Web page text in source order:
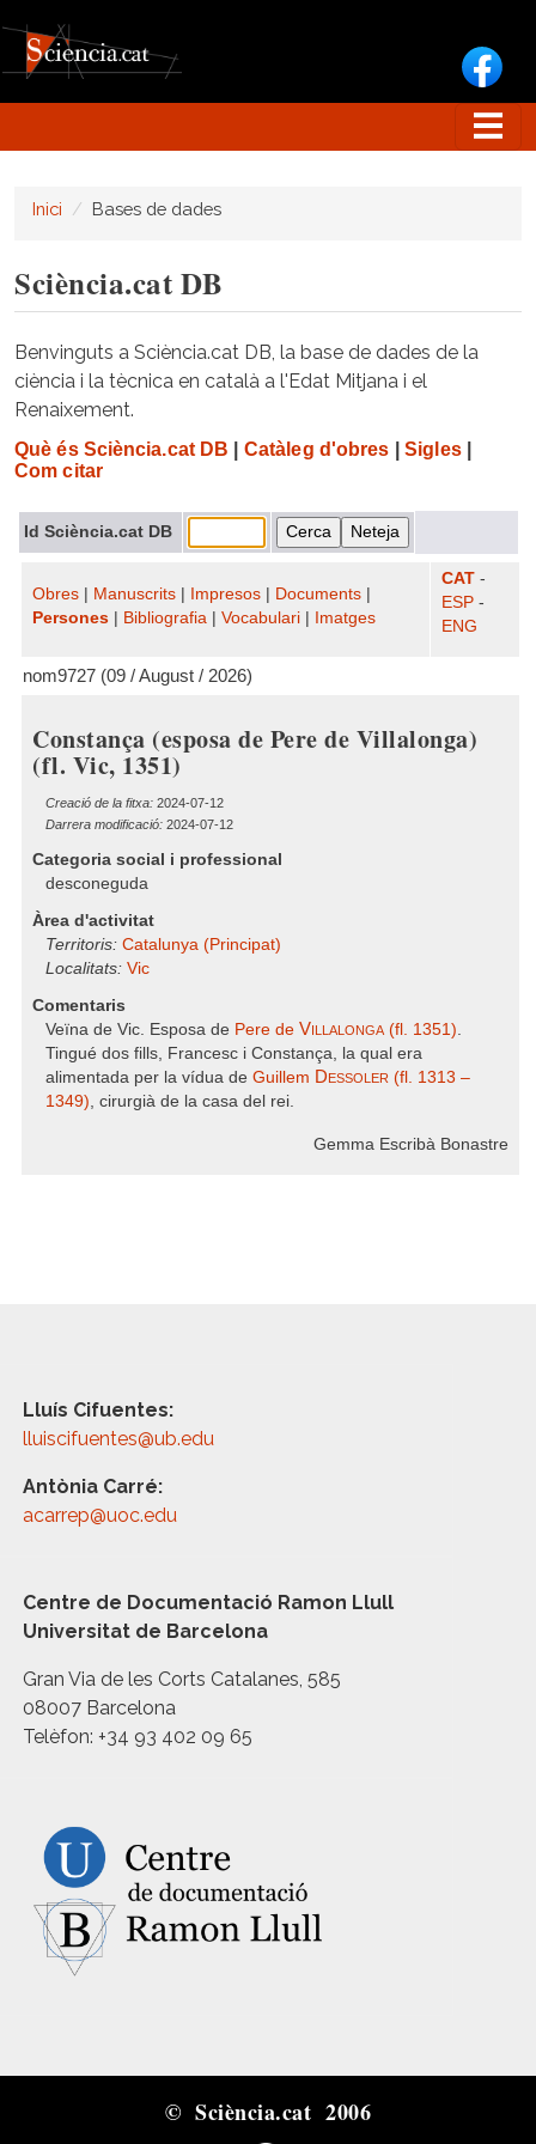
Inici Bases de dades
Sciència.cat DB
Benvinguts a Sciència.cat DB, la base de dades de la
ciència i la tècnica en català a l'Edat Mitjana i el
Renaixement.
Què és Sciència.cat DB Catàleg d'obres Sigles|
Com citar
Id Sciència.cat DB
Obres Manuscrits Impresos Documents
Persones
Bibliografia Vocabulari Imatges
CAT -
ESP -
ENG
nom9727 (09 / August / 2026)
Constança (esposa de Pere de Villalonga)
(fl. Vic, 1351)
Creació de la fitxa: 2024-07-12
Darrera modificació: 2024-07-12
Categoria social i professional
desconeguda
Àrea d'activitat
Territoris: Catalunya (Principat)
Localitats: Vic
Comentaris
Veïna de Vic. Esposa de Pere de Villalonga(fl. 1351).
Tingué dos fills, Francesc i Constança, la qual era
alimentada per la vídua de Guillem Dessoler (fl. 1313 –
1349), cirurgià de la casa del rei.
Gemma Escribà Bonastre
Lluís Cifuentes:
lluiscifuentes@ub.edu
Antònia Carré:
acarrep@uoc.edu
Centre de Documentació Ramon Llull
Universitat de Barcelona
Gran Via de les Corts Catalanes, 585
08007 Barcelona
Telèfon: +34 93 402 09 65
© Sciència.cat 2006